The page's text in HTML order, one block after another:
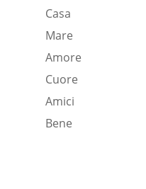
Casa
Mare
Amore
Cuore
Amici
Bene